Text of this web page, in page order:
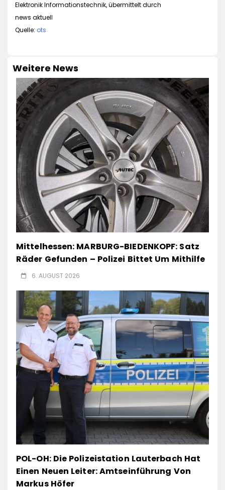
Elektronik Informationstechnik, übermittelt durch
news aktuell
Quelle: ots
Weitere News
Mittelhessen: MARBURG-BIEDENKOPF: Satz
Räder Gefunden – Polizei Bittet Um Mithilfe
6. AUGUST 2026
POL-OH: Die Polizeistation Lauterbach Hat
Einen Neuen Leiter: Amtseinführung Von
Markus Höfer